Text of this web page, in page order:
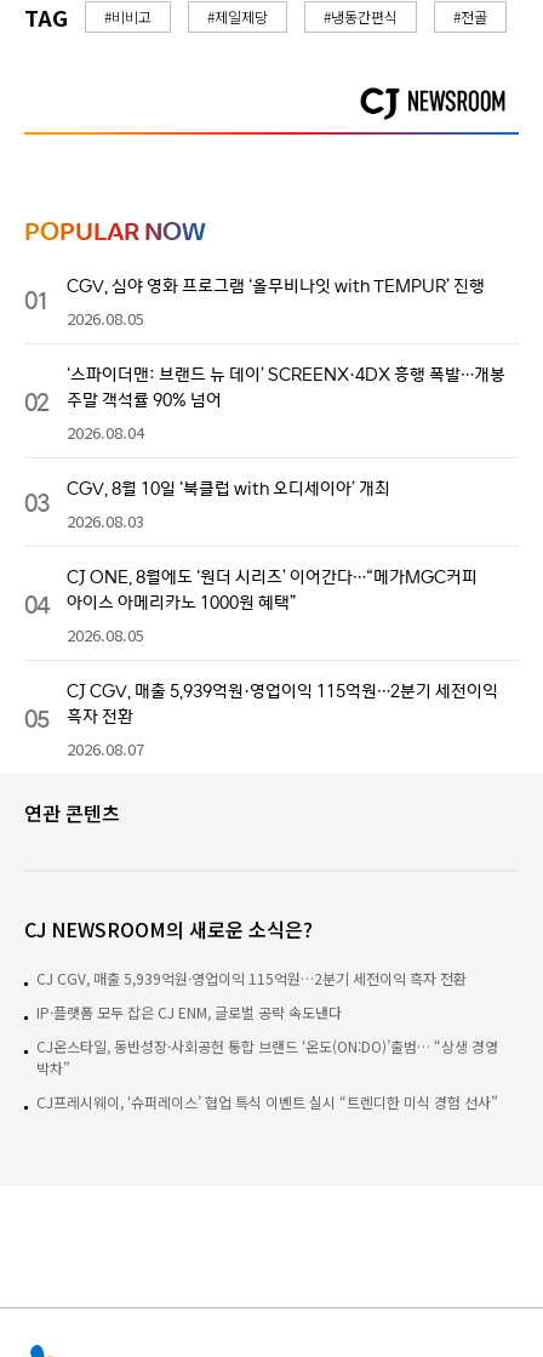
TAG #비비고 #제일제당 #냉동간편식 #전골
POPULAR NOW
01 CGV, 심야 영화 프로그램 ‘올무비나잇 with TEMPUR’ 진행
2026.08.05
02
‘스파이더맨: 브랜드 뉴 데이’ SCREENX·4DX 흥행 폭발…개봉
주말 객석률 90% 넘어
2026.08.04
03 CGV, 8월 10일 ‘북클럽 with 오디세이아’ 개최
2026.08.03
04
CJ ONE, 8월에도 ‘원더 시리즈’ 이어간다…“메가MGC커피
아이스 아메리카노 1000원 혜택”
2026.08.05
05
CJ CGV, 매출 5,939억원·영업이익 115억원…2분기 세전이익
흑자 전환
2026.08.07
연관 콘텐츠
CJ NEWSROOM의 새로운 소식은?
CJ CGV, 매출 5,939억원·영업이익 115억원…2분기 세전이익 흑자 전환
IP·플랫폼 모두 잡은 CJ ENM, 글로벌 공략 속도낸다
CJ온스타일, 동반성장·사회공헌 통합 브랜드 ‘온도(ON:DO)’출범… “상생 경영
박차”
CJ프레시웨이, ‘슈퍼레이스’ 협업 특식 이벤트 실시 “트렌디한 미식 경험 선사”